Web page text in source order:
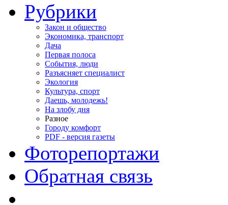
Рубрики
Закон и общество
Экономика, транспорт
Дача
Первая полоса
События, люди
Разъясняет специалист
Экология
Культура, спорт
Даешь, молодежь!
На злобу дня
Разное
Городу комфорт
PDF - версия газеты
Фоторепортажи
Обратная связь